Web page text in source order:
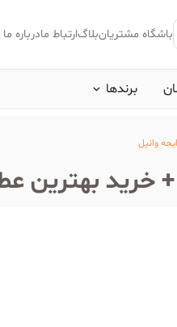
باشگاه مشتریانبلاگارتباط مادرباره ما
برند‌ها